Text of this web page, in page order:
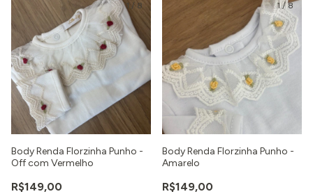
1 / 8
Body Renda Florzinha Punho -
Off com Vermelho
R$149,00
1/8
Body Renda Florzinha Punho -
Amarelo
R$149,00